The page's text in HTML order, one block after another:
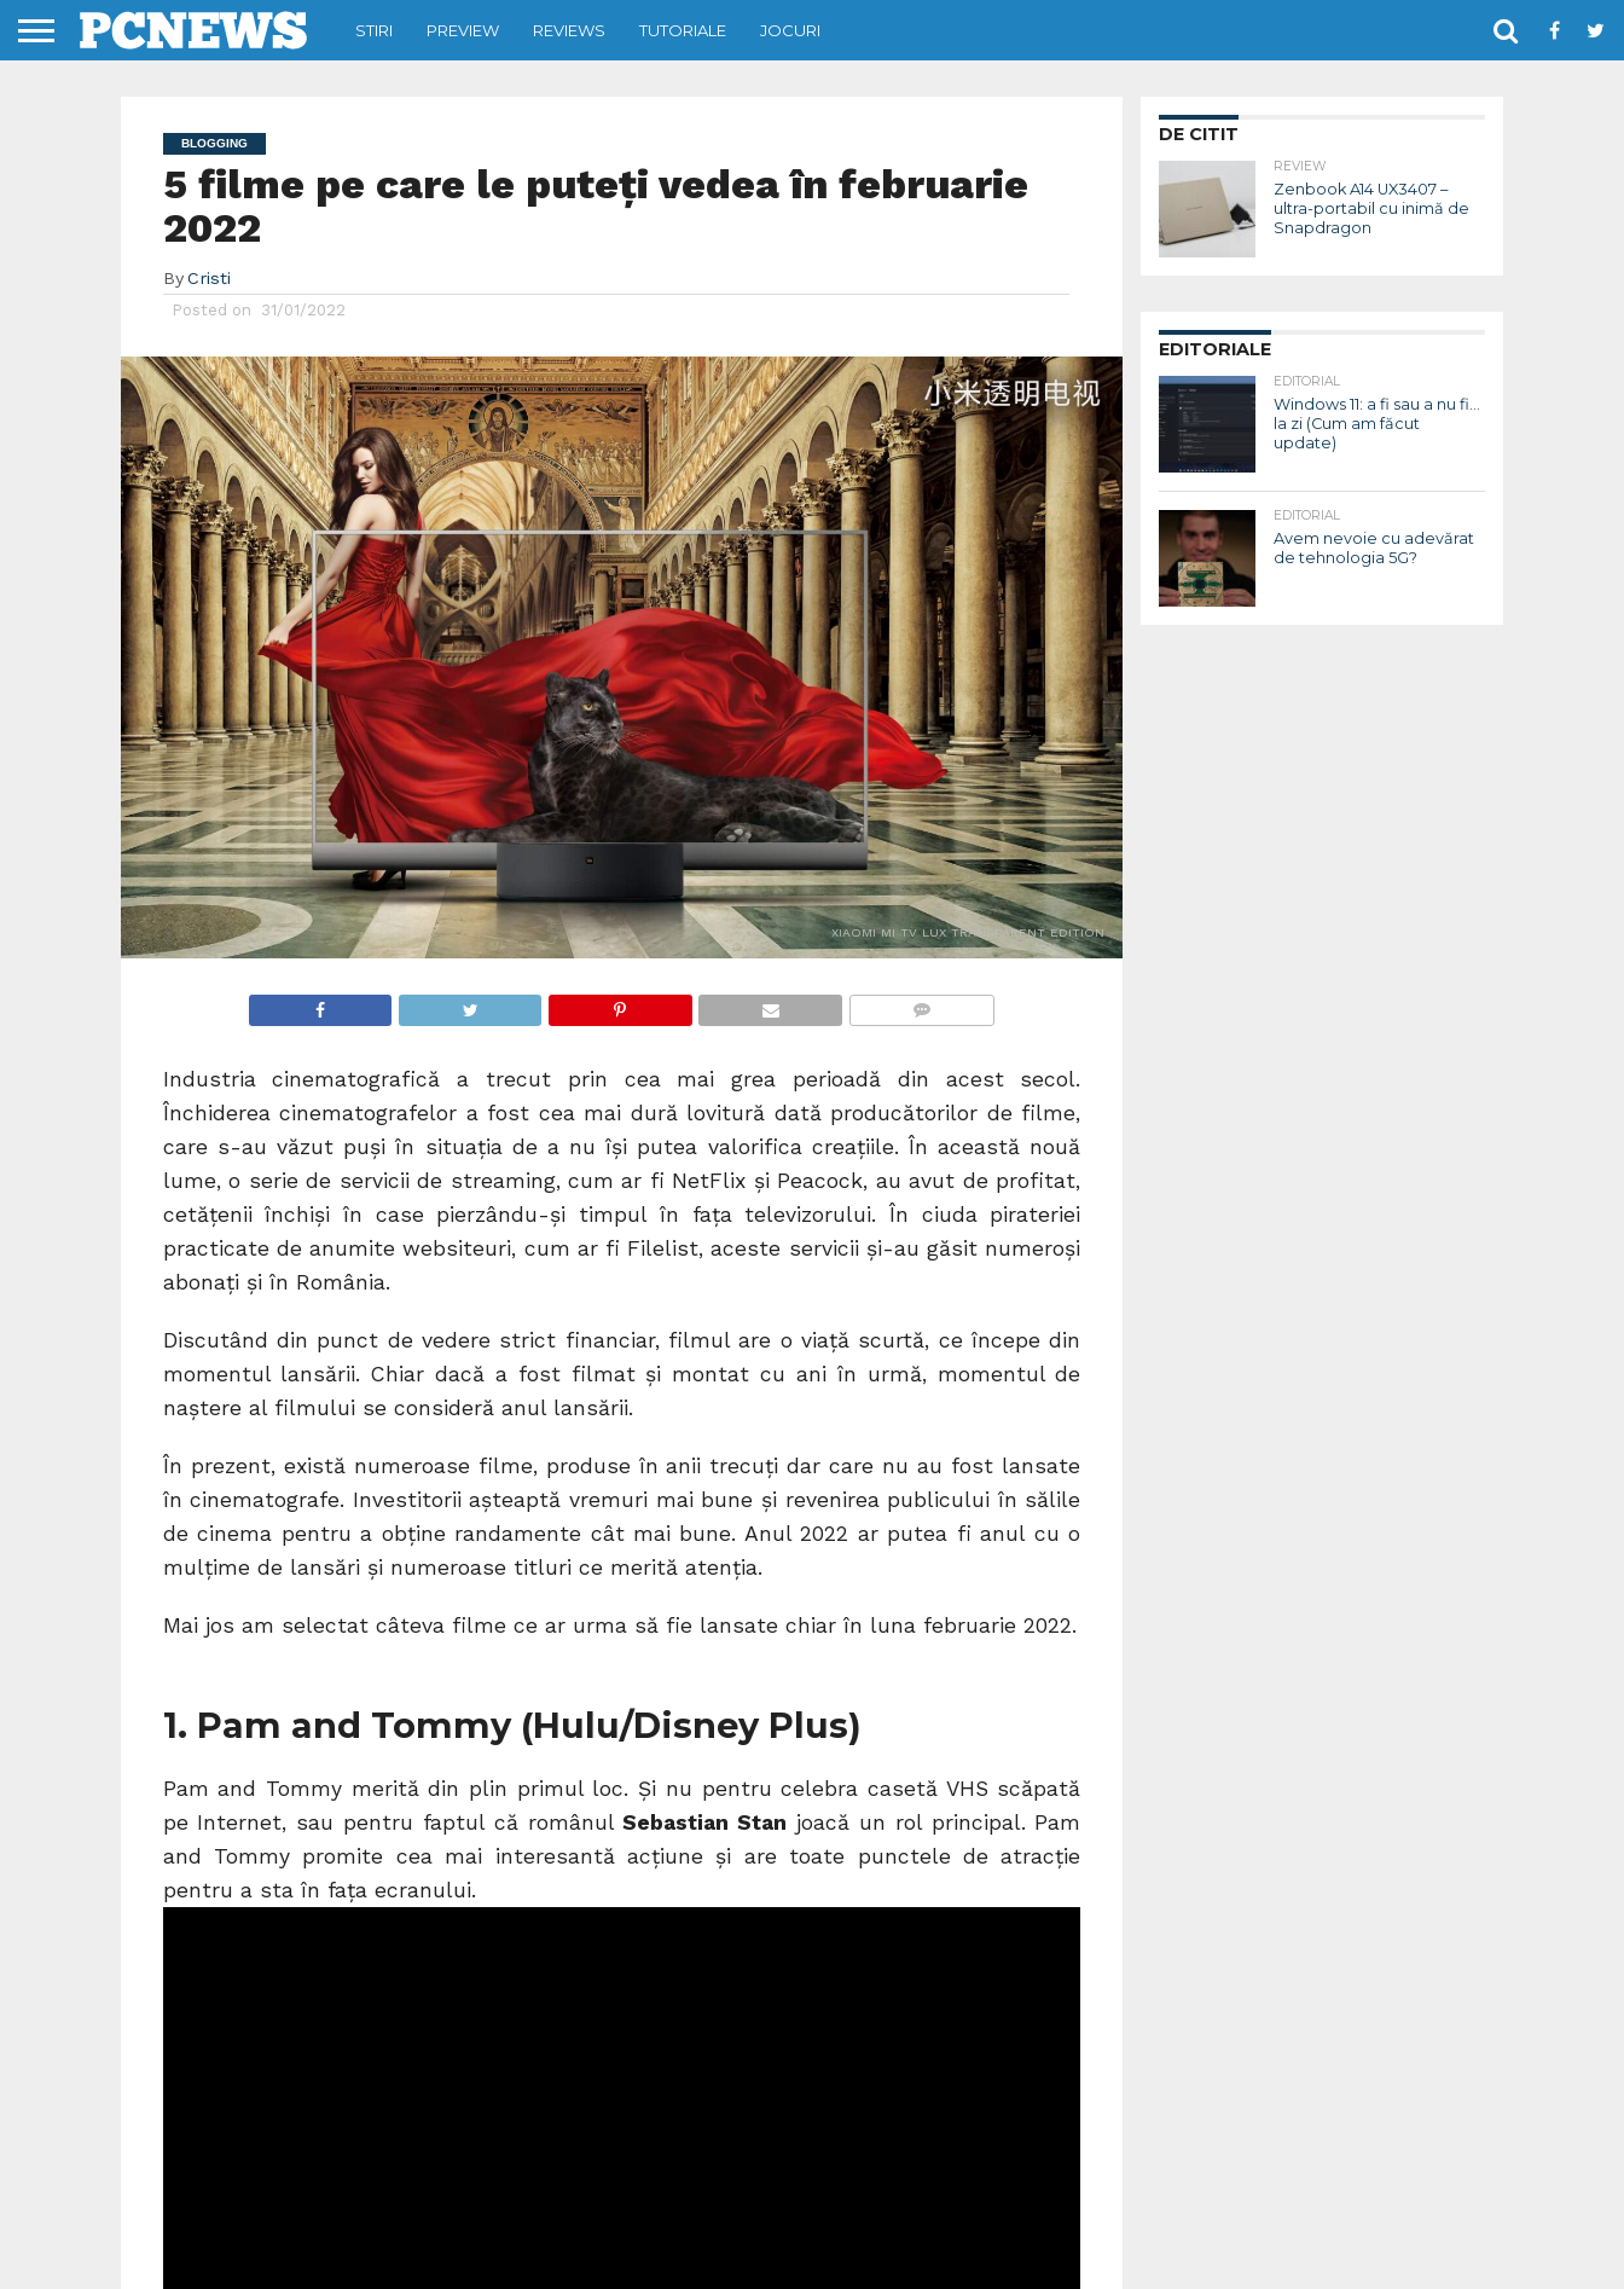
STIRI PREVIEW REVIEWS TUTORIALE JOCURI
BLOGGING
5 filme pe care le puteți vedea în februarie
2022
By Cristi
Posted on 31/01/2022
XIAOMI MI TV LUX TRANSPARENT EDITION
Industria cinematografică a trecut prin cea mai grea perioadă din acest secol.
Închiderea cinematografelor a fost cea mai dură lovitură dată producătorilor de filme,
care s-au văzut puși în situația de a nu își putea valorifica creațiile. În această nouă
lume, o serie de servicii de streaming, cum ar fi NetFlix și Peacock, au avut de profitat,
cetățenii închiși în case pierzându-și timpul în fața televizorului. În ciuda pirateriei
practicate de anumite websiteuri, cum ar fi Filelist, aceste servicii și-au găsit numeroși
abonați și în România.
Discutând din punct de vedere strict financiar, filmul are o viață scurtă, ce începe din
momentul lansării. Chiar dacă a fost filmat și montat cu ani în urmă, momentul de
naștere al filmului se consideră anul lansării.
În prezent, există numeroase filme, produse în anii trecuți dar care nu au fost lansate
în cinematografe. Investitorii așteaptă vremuri mai bune și revenirea publicului în sălile
de cinema pentru a obține randamente cât mai bune. Anul 2022 ar putea fi anul cu o
mulțime de lansări și numeroase titluri ce merită atenția.
Mai jos am selectat câteva filme ce ar urma să fie lansate chiar în luna februarie 2022.
1. Pam and Tommy (Hulu/Disney Plus)
Pam and Tommy merită din plin primul loc. Și nu pentru celebra casetă VHS scăpată
pe Internet, sau pentru faptul că românulSebastian Stan joacă un rol principal. Pam
and Tommy promite cea mai interesantă acțiune și are toate punctele de atracție
pentru a sta în fața ecranului.
DE CITIT
REVIEW
Zenbook A14 UX3407 –
ultra-portabil cu inimă de
Snapdragon
EDITORIALE
EDITORIAL
Windows 11: a fi sau a nu fi…
la zi (Cum am făcut
update)
EDITORIAL
Avem nevoie cu adevărat
de tehnologia 5G?